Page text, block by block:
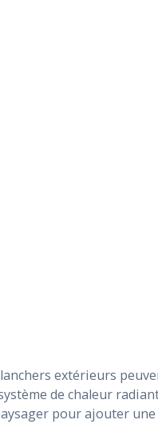
extérieurs
de chaleur
pour ajouter